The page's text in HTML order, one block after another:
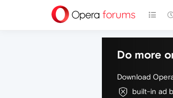
Do more
Download
built-in ad